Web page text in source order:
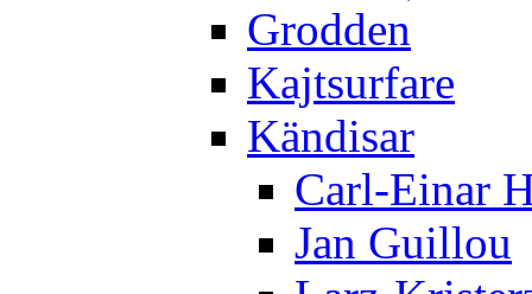
Grodden
Kajtsurfare
Kändisar
Carl-Einar
Jan Guillou